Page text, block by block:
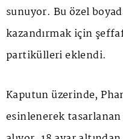
sunuyor. Bu özel
kazandırmak için
partikülleri eklendi.
Kaputun üzerinde,
esinlenerek tasarlanan